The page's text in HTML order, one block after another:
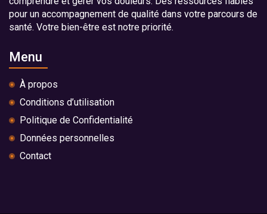
pour un accompagnement de qualité dans votre parcours de
santé. Votre bien-être est notre priorité.
Menu
À propos
Conditions d’utilisation
Politique de Confidentialité
Données personnelles
Contact